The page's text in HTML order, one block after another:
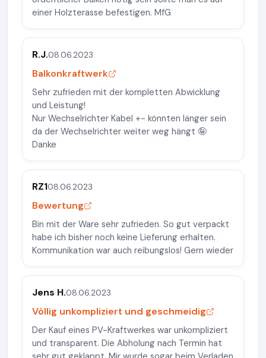
einer Holzterasse befestigen. MfG
R.J.08.06.2023
Balkonkraftwerk
Sehr zufrieden mit der kompletten Abwicklung
und Leistung!
Nur Wechselrichter Kabel +- könnten länger sein
da der Wechselrichter weiter weg hängt 🤪
Danke
RZ108.06.2023
Bewertung
Bin mit der Ware sehr zufrieden. So gut verpackt
habe ich bisher noch keine Lieferung erhalten.
Kommunikation war auch reibungslos! Gern wieder
Jens H.08.06.2023
Völlig unkompliziert und geschmeidig
Der Kauf eines PV-Kraftwerkes war unkompliziert
und transparent. Die Abholung nach Termin hat